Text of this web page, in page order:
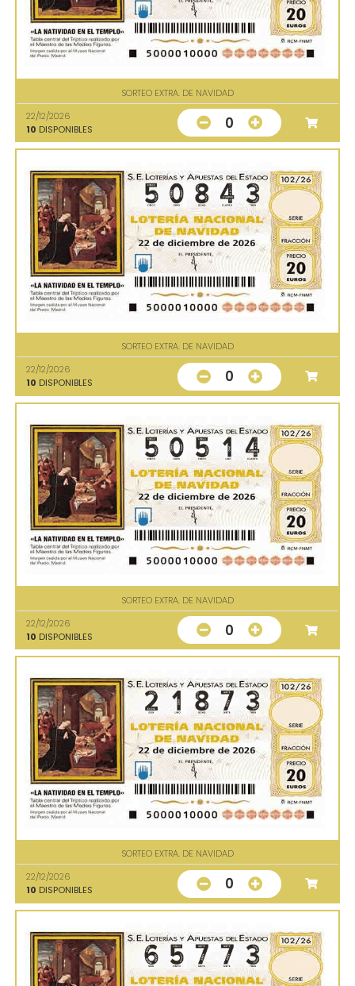
SORTEO EXTRA. DE NAVIDAD
22/12/2026
10 DISPONIBLES 0
SORTEO EXTRA. DE NAVIDAD
22/12/2026
10 DISPONIBLES 0
SORTEO EXTRA. DE NAVIDAD
22/12/2026
10 DISPONIBLES 0
SORTEO EXTRA. DE NAVIDAD
22/12/2026
10 DISPONIBLES 0